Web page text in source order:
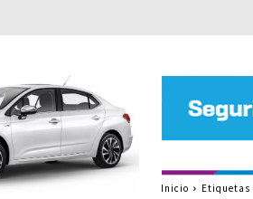
Inicio Etiquetas